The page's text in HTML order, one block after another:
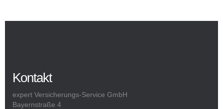
Kontakt
expert Versicherungs-Service GmbH
Bayernstraße 4